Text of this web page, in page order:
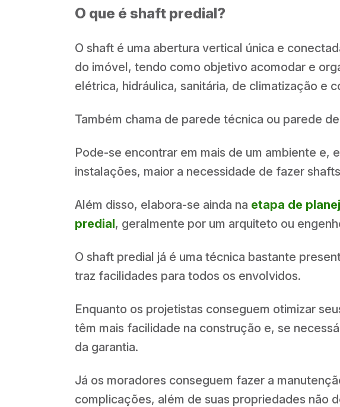
O que é shaft predial?
O shaft é uma abertura vertical única e
do imóvel, tendo como objetivo acomodar e
elétrica, hidráulica, sanitária, de climatização e
Também chama de parede técnica ou parede
Pode-se encontrar em mais de um ambiente e,
instalações, maior a necessidade de fazer
Além disso, elabora-se ainda na etapa de
predial, geralmente por um arquiteto ou
O shaft predial já é uma técnica bastante
traz facilidades para todos os envolvidos.
Enquanto os projetistas conseguem otimizar
têm mais facilidade na construção e, se
da garantia.
Já os moradores conseguem fazer a
complicações, além de suas propriedades não